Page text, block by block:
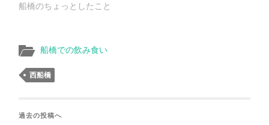
船橋のちょっとしたこと
船橋での飲み食い
西船橋
過去の投稿へ